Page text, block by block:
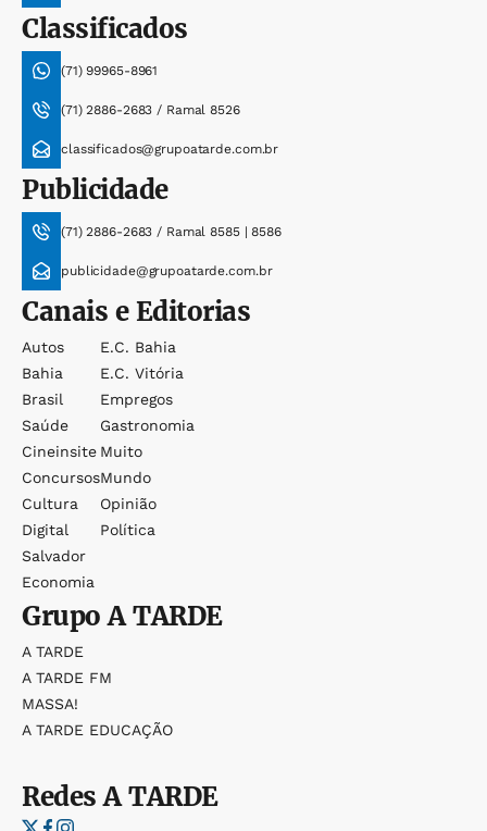
Classificados
(71) 99965-8961
(71) 2886-2683 / Ramal 8526
classificados@grupoatarde.com.br
Publicidade
(71) 2886-2683 / Ramal 8585 | 8586
publicidade@grupoatarde.com.br
Canais e Editorias
Autos
Bahia
Brasil
Saúde
Cineinsite
Concursos
Cultura
Digital
Salvador
Economia
E.c. Bahia
E.c. Vitória
Empregos
Gastronomia
Muito
Mundo
Opinião
Política
GrupoA TARDE
A TARDE
A TARDE FM
MASSA!
A TARDE EDUCAÇÃO
RedesA TARDE